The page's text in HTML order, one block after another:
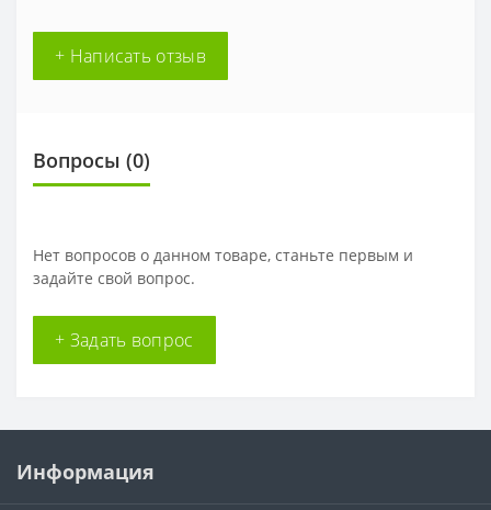
+ Написать отзыв
Вопросы (0)
Нет вопросов о данном товаре, станьте первым и
задайте свой вопрос.
+ Задать вопрос
Информация